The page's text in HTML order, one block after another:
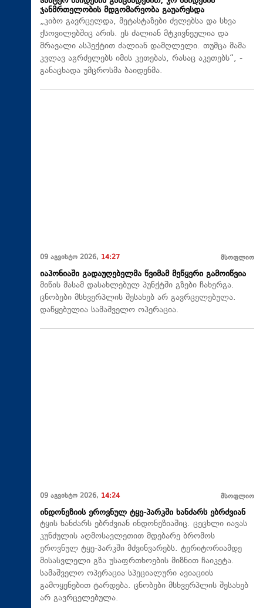
ჯანმრთელობის მდგომარეობა გაუარესდა
„კიბო გავრცელდა, მეტასტაზები ძვლებსა და სხვა
ქსოვილებშიც არის. ეს ძალიან მტკივნეულია და
მრავალი ასპექტით ძალიან დამღლელი. თუმცა მამა
კვლავ აგრძელებს იმის კეთებას, რასაც აკეთებს“, -
განაცხადა უმცროსმა ბაიდენმა.
09 აგვისტო 2026, 14:27 მსოფლიო
იაპონიაში გადაუღებელმა წვიმამ მეწყერი გამოიწვია
მიწის მასამ დასახლებულ პუნქტში გზები ჩახერგა.
ცნობები მსხვერპლის შესახებ არ გავრცელებულა.
დაწყებულია სამაშველო ოპერაცია.
09 აგვისტო 2026, 14:24 მსოფლიო
ინდონეზიის ეროვნულ ტყე-პარკში ხანძარს ებრძვიან
ტყის ხანძარს ებრძვიან ინდონეზიაშიც. ცეცხლი იავას
კუნძულის აღმოსავლეთით მდებარე ბრომოს
ეროვნულ ტყე-პარკში მძვინვარებს. ტერიტორიამდე
მისასვლელი გზა უსაფრთხოების მიზნით ჩაიკეტა.
სამაშველო ოპერაცია სპეციალური ავიაციის
გამოყენებით ტარდება. ცნობები მსხვერპლის შესახებ
არ გავრცელებულა.